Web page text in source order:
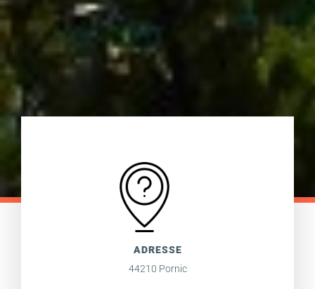
ADRESSE
44210 Pornic